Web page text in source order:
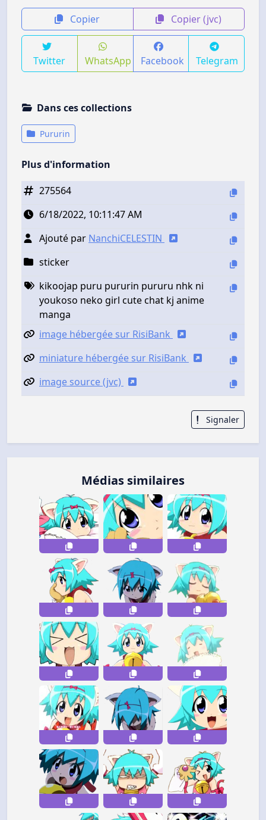
Copier Copier (jvc)
Twitter WhatsApp Facebook Telegram
Dans ces collections
Pururin
Plus d'information
275564
6/18/2022, 10:11:47 AM
Ajouté par NanchiCELESTIN
sticker
kikoojap puru pururin pururu nhk ni
youkoso neko girl cute chat kj anime
manga
image hébergée sur RisiBank
miniature hébergée sur RisiBank
image source (jvc)
Signaler
Médias similaires